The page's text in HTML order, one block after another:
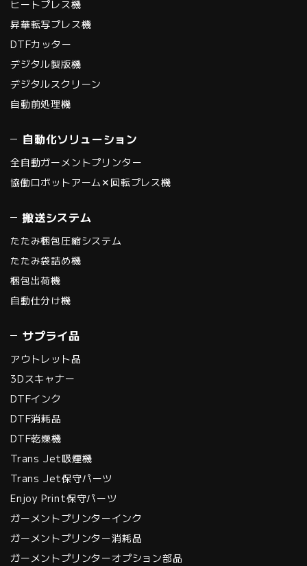
ヒートプレス機
昇華転写プレス機
DTFカッター
デジタル製版機
デジタルスクリーン
自動前処理機
自動化ソリューション
全自動ガーメントプリンター
協働ロボットアーム✕回転プレス機
搬送システム
たたみ梱包圧縮システム
たたみ袋詰め機
梱包出荷機
自動仕分け機
サプライ品
アウトレット品
3Dスキャナー
DTFインク
DTF消耗品
DTF乾燥機
Trans Jet吸煙機
Trans Jet保守パーツ
Enjoy Print保守パーツ
ガーメントプリンターインク
ガーメントプリンター消耗品
ガーメントプリンターオプション部品